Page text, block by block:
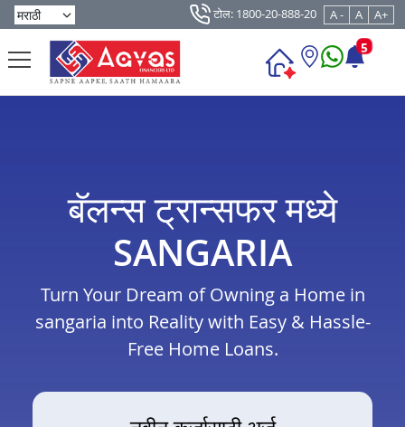
टोल: 1800-20-888-20 A - A A+
5
बॅलन्स ट्रान्सफर मध्ये
SANGARIA
Turn Your Dream of Owning a Home in
sangaria into Reality with Easy & Hassle-
Free Home Loans.